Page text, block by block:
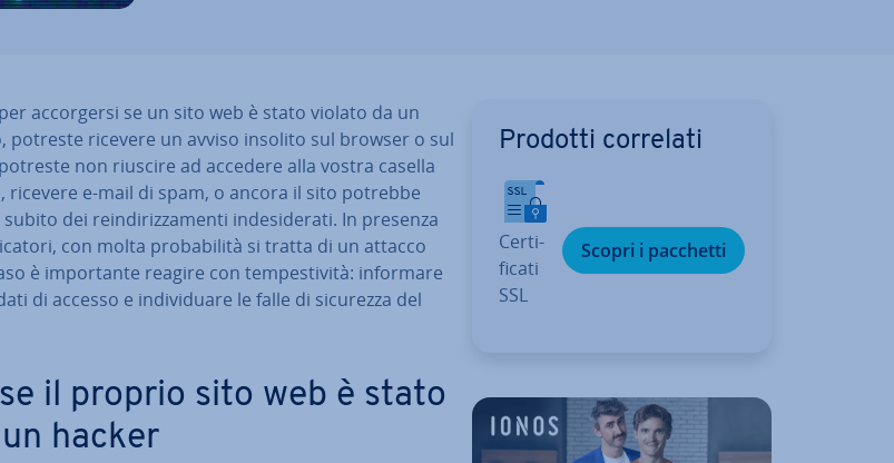
ac­cor­ger­si se un sito web è stato violato da un
potreste ricevere un avviso insolito sul browser o sul
non riuscire ad accedere alla vostra casella
ricevere e-mail di spam, o ancora il sito potrebbe
dei rein­di­riz­za­men­ti in­de­si­de­ra­ti. In presenza
con molta pro­ba­bi­li­tà si tratta di un attacco
è im­por­tan­te reagire con tem­pe­sti­vi­tà: informare
di accesso e in­di­vi­dua­re le falle di sicurezza del
il proprio sito web è stato
hacker
Prodotti correlati
Cer­ti­
fi­ca­ti
SSL
Scopri i pacchetti